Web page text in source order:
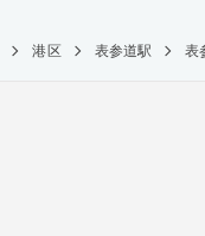
港区 表参道駅 表